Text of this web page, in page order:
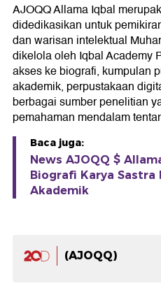
AJOQQ Allama Iqbal
didedikasikan untuk
dan warisan intelektual
dikelola oleh Iqbal Academy
akses ke biografi, kumpulan
akademik, perpustakaan
berbagai sumber penelitian
pemahaman mendalam
Baca juga:
News AJOQQ $
Biografi Karya
Akademik
(AJOQQ)